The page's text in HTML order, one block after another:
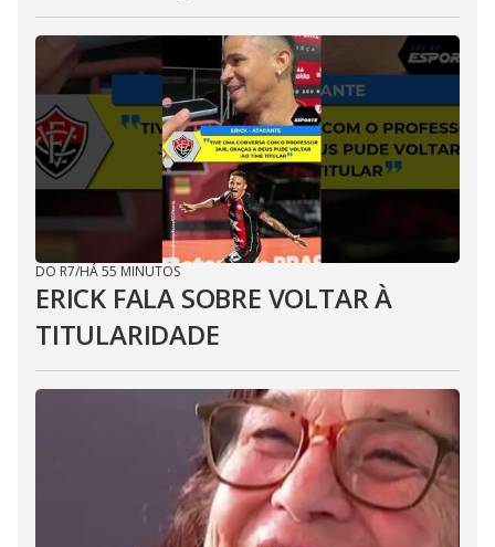
DO R7/HÁ 55 MINUTOS
ERICK FALA SOBRE VOLTAR À
TITULARIDADE